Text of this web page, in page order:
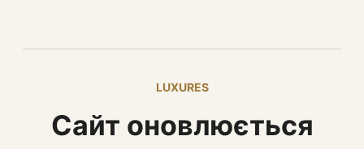
LUXURES
Сайт оновлюється